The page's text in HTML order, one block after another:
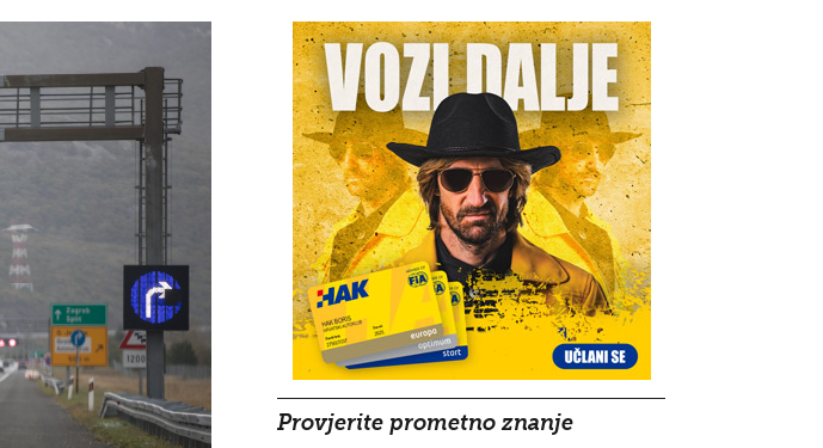
Provjerite prometno znanje